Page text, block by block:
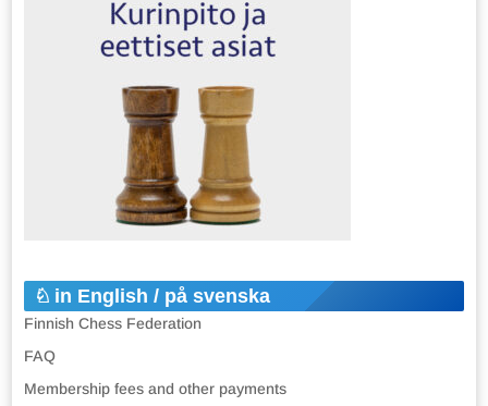
in English / på svenska
Finnish Chess Federation
FAQ
Membership fees and other payments